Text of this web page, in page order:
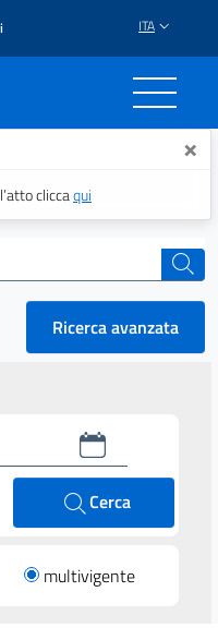
ITA
×
cliccaqui
cerca
Ricerca avanzata
Cerca
multivigente